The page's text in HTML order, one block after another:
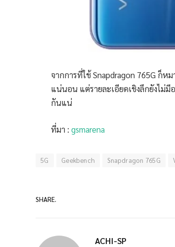
จากการที่ใช้ Snapdragon 765G ก็ห
แน่นอน แต่รายละเอียดเชิงลึกยังไม่มี
กันแน่
ที่มา : gsmarena
5G Geekbench Snapdragon 765G
SHARE.
ACHI-SP